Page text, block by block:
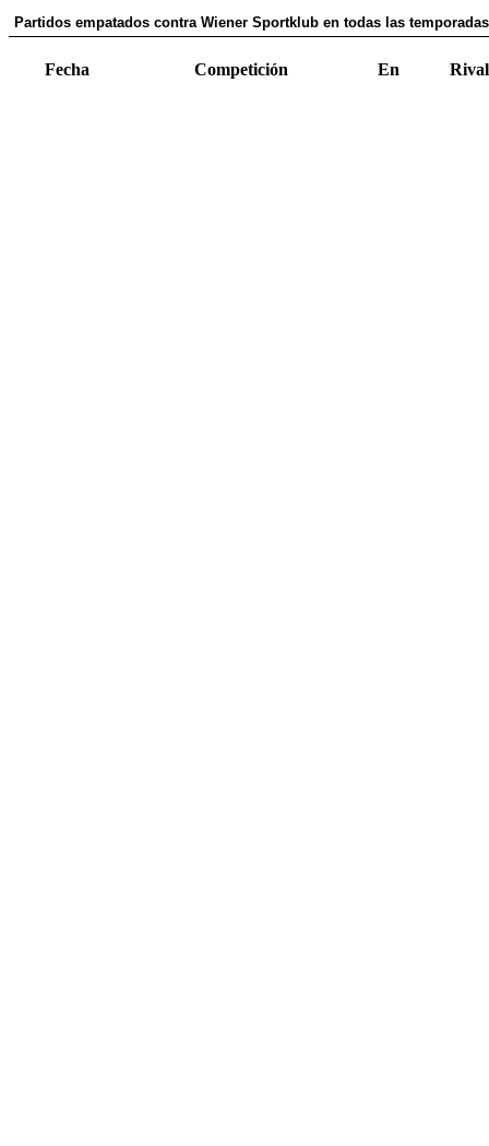
Partidos empatados contra Wiener Sportklub en todas las
Fecha Competición En Rival